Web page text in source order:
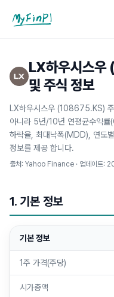
마이핀플
LX하우시스
및 주식 정보
LX하우시스우 (108675.KS)
아니라 5년/10년 연평균수익률
하락율, 최대낙폭(MDD), 연도
정보를 제공 합니다.
출처: Yahoo Finance · 업데이트:
1. 기본 정보
기본 정보
1주 가격(주당)
시가총액